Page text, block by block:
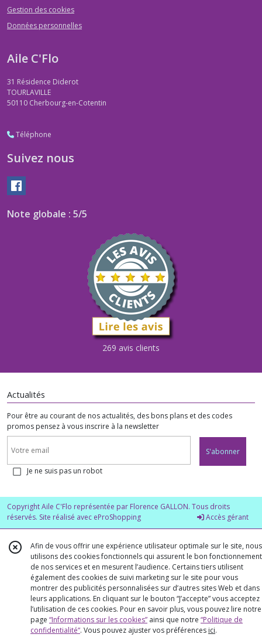
Gestion des cookies
Données personnelles
Aile C'Flo
31 Résidence Diderot
TOURLAVILLE
50110 Cherbourg-en-Cotentin
Téléphone
Suivez nous
Note globale : 5/5
269 avis clients
Actualités
Pour être au courant de nos actualités, des bons plans et des codes
promos pensez à vous inscrire à la newsletter
S'abonner
Je ne suis pas un robot
Copyright Aile C'Flo représentée par Florence GALLON. Tous droits
réservés. Site réalisé avec eProShopping Accès gérant
Afin de vous offrir une expérience utilisateur optimale sur le site, nous
utilisons des cookies fonctionnels qui assurent le bon fonctionnement
de nos services et en mesurent l’audience. Certains tiers utilisent
également des cookies de suivi marketing sur le site pour vous
montrer des publicités personnalisées sur d’autres sites Web et dans
leurs applications. En cliquant sur le bouton “J’accepte” vous acceptez
l’utilisation de ces cookies. Pour en savoir plus, vous pouvez lire notre
page “Informations sur les cookies” ainsi que notre “Politique de
confidentialité“. Vous pouvez ajuster vos préférences ici.